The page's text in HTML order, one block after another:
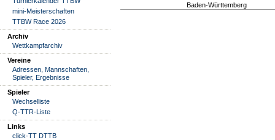
mini-Meisterschaften
TTBW Race 2026
Archiv
Wettkampfarchiv
Vereine
Adressen, Mannschaften,
Spieler, Ergebnisse
Spieler
Wechselliste
Q-TTR-Liste
Links
click-TT DTTB
Baden-Württemberg